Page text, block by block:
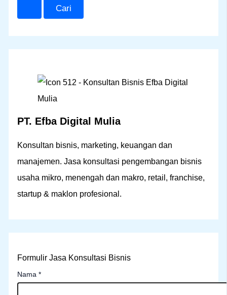
PT. Efba Digital Mulia
Konsultan bisnis, marketing, keuangan dan
manajemen. Jasa konsultasi pengembangan bisnis
usaha mikro, menengah dan makro, retail, franchise,
startup & maklon profesional.
Formulir Jasa Konsultasi Bisnis
Nama*